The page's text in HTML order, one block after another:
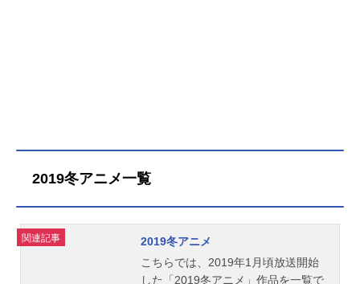
2019冬アニメ一覧
関連記事
2019冬アニメ
こちらでは、2019年1月頃放送開始
した「2019冬アニメ」作品を一覧で